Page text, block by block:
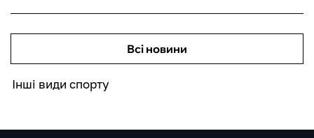
Всі новини
Інші види спорту